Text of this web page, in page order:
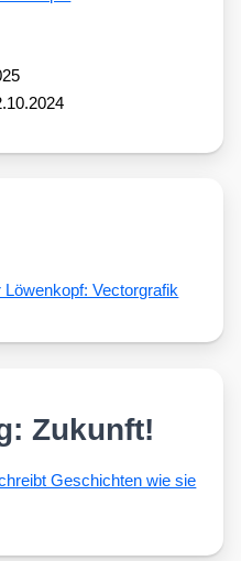
Zukunft!
Geschich­ten wie sie